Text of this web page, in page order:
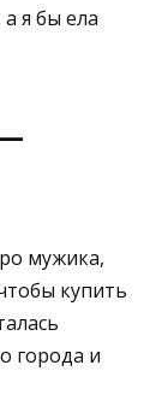
я бы ела
мужика,
купить
города и